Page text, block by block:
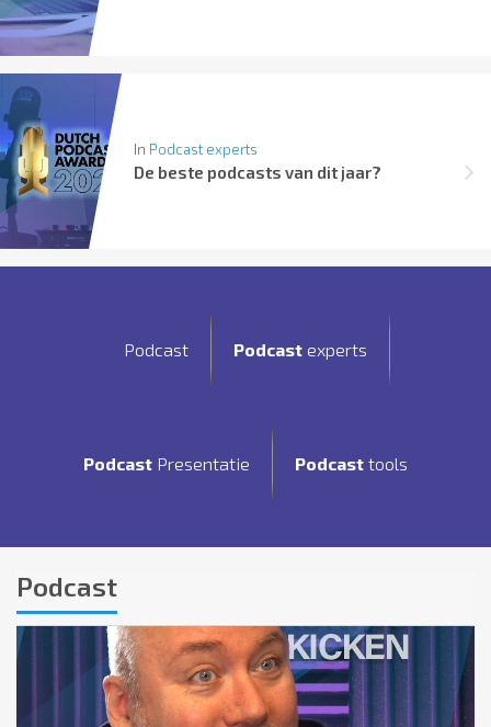
In Podcast experts
De beste podcasts van dit jaar?
Podcast Podcastexperts
Podcast Presentatie Podcast tools
Podcast